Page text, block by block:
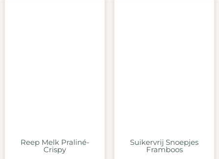
Reep Melk Praliné-
Crispy
Suikervrij Snoepjes
Framboos